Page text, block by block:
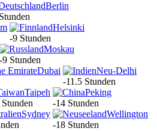
Berlin
Helsinki
-9 Stunden
Moskau
-9 Stunden
Dubai
Neu-Delhi
-11.5 Stunden
Taipeh
Peking
-14 Stunden
Sydney
Wellington
-18 Stunden